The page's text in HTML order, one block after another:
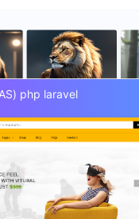
php laravel